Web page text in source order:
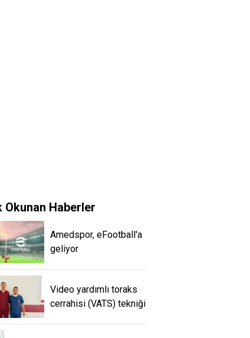
Okunan Haberler
Amedspor, eFootball'a
geliyor
Video yardımlı toraks
cerrahisi (VATS) tekniği